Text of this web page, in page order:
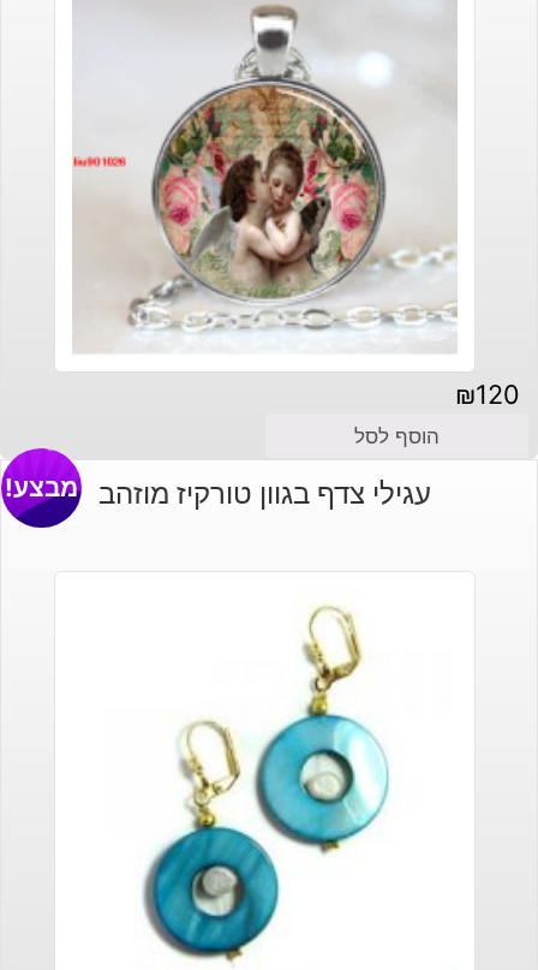
₪120
הוסף לסל
עגילי צדף בגוון טורקיז מוזהב מבצע!